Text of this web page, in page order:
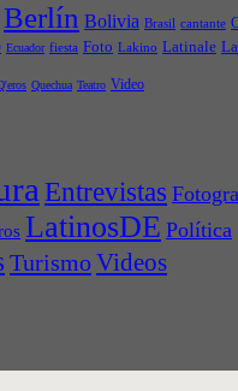
Berlín Bolivia Brasil cantante
Ecuador fiesta Foto Lakino Latinale
Quechua Teatro Video
Entrevistas
LatinosDE Política
TurismoVideos